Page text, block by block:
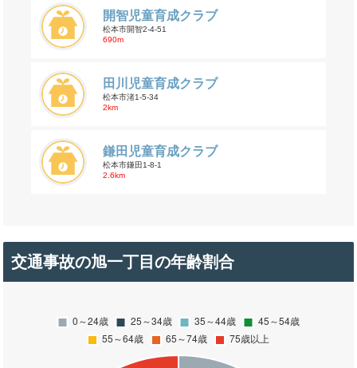
開智児童育成クラブ
松本市開智2-4-51
690m
田川児童育成クラブ
松本市渚1-5-34
2km
鎌田児童育成クラブ
松本市鎌田1-8-1
2.6km
交通事故の旭一丁目の年齢割合